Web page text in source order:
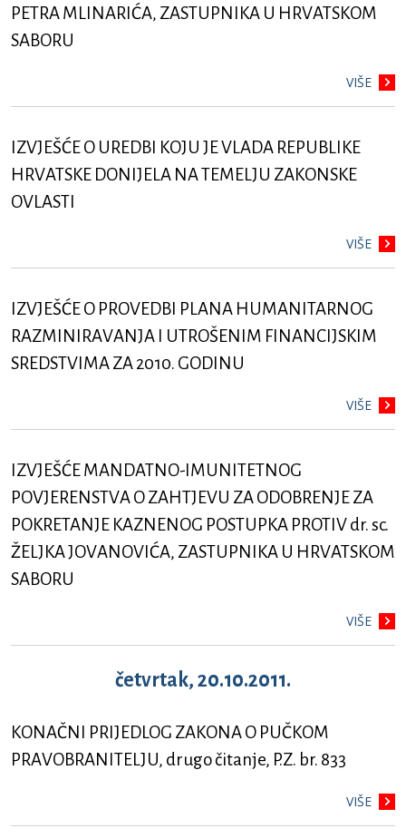
PETRA MLINARIĆA, ZASTUPNIKA U HRVATSKOM
SABORU
VIŠE
IZVJEŠĆE O UREDBI KOJU JE VLADA REPUBLIKE
HRVATSKE DONIJELA NA TEMELJU ZAKONSKE
OVLASTI
VIŠE
IZVJEŠĆE O PROVEDBI PLANA HUMANITARNOG
RAZMINIRAVANJA I UTROŠENIM FINANCIJSKIM
SREDSTVIMA ZA 2010. GODINU
VIŠE
IZVJEŠĆE MANDATNO-IMUNITETNOG
POVJERENSTVA O ZAHTJEVU ZA ODOBRENJE ZA
POKRETANJE KAZNENOG POSTUPKA PROTIV dr. sc.
ŽELJKA JOVANOVIĆA, ZASTUPNIKA U HRVATSKOM
SABORU
VIŠE
četvrtak, 20.10.2011.
KONAČNI PRIJEDLOG ZAKONA O PUČKOM
PRAVOBRANITELJU, drugo čitanje, P.Z. br. 833
VIŠE